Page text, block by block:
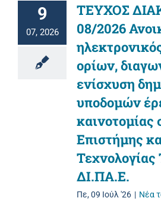
9
07, 2026
ΤΕΥΧΟΣ
08/2026
ορίων,
ενίσχυση
υποδομών
Επιστήμης
ΔΙ.ΠΑ.Ε.
Πε, 09 Ιούλ '26 | Νέα